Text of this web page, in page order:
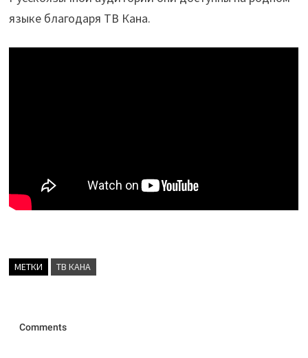
языке благодаря ТВ Кана.
МЕТКИ ТВ КАНА